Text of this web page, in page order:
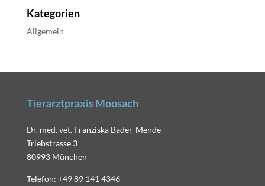
Kategorien
Allgemein
Tierarztpraxis Moosach
Dr. med. vet. Franziska Bader-Mende
Triebstrasse 3
80993 München
Telefon: +49 89 141 4346